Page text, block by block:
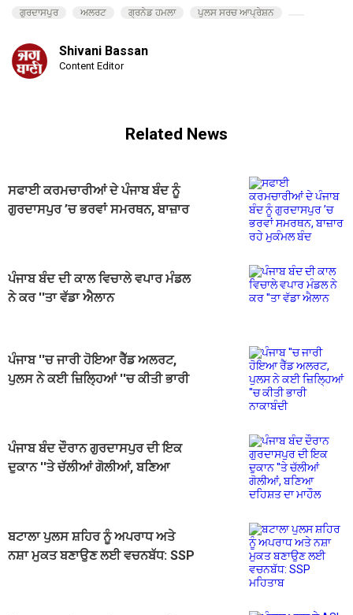
ਗੁਰਦਾਸਪੁਰ ਅਲਰਟ ਗ੍ਰਨੇਡ ਹਮਲਾ ਪੁਲਸ ਸਰਚ ਆਪ੍ਰੇਸ਼ਨ
Shivani Bassan
Content Editor
Related News
ਸਫਾਈ ਕਰਮਚਾਰੀਆਂ ਦੇ ਪੰਜਾਬ ਬੰਦ ਨੂੰ
ਗੁਰਦਾਸਪੁਰ ’ਚ ਭਰਵਾਂ ਸਮਰਥਨ, ਬਾਜ਼ਾਰ
ਪੰਜਾਬ ਬੰਦ ਦੀ ਕਾਲ ਵਿਚਾਲੇ ਵਪਾਰ ਮੰਡਲ
ਨੇ ਕਰ ''ਤਾ ਵੱਡਾ ਐਲਾਨ
ਪੰਜਾਬ ''ਚ ਜਾਰੀ ਹੋਇਆ ਰੈੱਡ ਅਲਰਟ,
ਪੁਲਸ ਨੇ ਕਈ ਜ਼ਿਲ੍ਹਿਆਂ ''ਚ ਕੀਤੀ ਭਾਰੀ
ਪੰਜਾਬ ਬੰਦ ਦੌਰਾਨ ਗੁਰਦਾਸਪੁਰ ਦੀ ਇਕ
ਦੁਕਾਨ ''ਤੇ ਚੱਲੀਆਂ ਗੋਲੀਆਂ, ਬਣਿਆ
ਬਟਾਲਾ ਪੁਲਸ ਸ਼ਹਿਰ ਨੂੰ ਅਪਰਾਧ ਅਤੇ
ਨਸ਼ਾ ਮੁਕਤ ਬਣਾਉਣ ਲਈ ਵਚਨਬੱਧ: SSP